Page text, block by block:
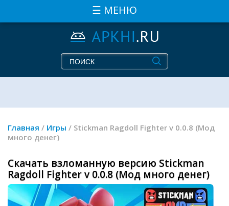
☰ МЕНЮ
Главная / Игры / Stickman Ragdoll Fighter v 0.0.8 (Мод
много денег)
Скачать взломанную версию Stickman
Ragdoll Fighter v 0.0.8 (Мод много денег)